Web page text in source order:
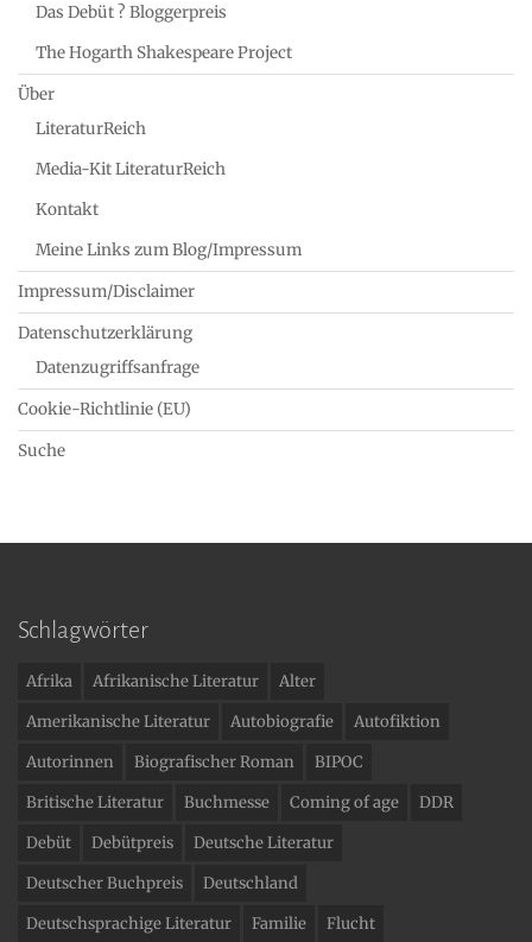
Das Debüt ? Bloggerpreis
The Hogarth Shakespeare Project
Über
LiteraturReich
Media-Kit LiteraturReich
Kontakt
Meine Links zum Blog/Impressum
Impressum/Disclaimer
Datenschutzerklärung
Datenzugriffsanfrage
Cookie-Richtlinie (EU)
Suche
Schlagwörter
Afrika Afrikanische Literatur
Alter
Amerikanische Literatur
Autobiografie
Autofiktion
Autorinnen
Biografischer Roman
BIPOC
Britische Literatur
Buchmesse Coming of age
DDR
Debüt
Debütpreis
Deutsche Literatur
Deutscher Buchpreis
Deutschland
Deutschsprachige Literatur
Familie Flucht